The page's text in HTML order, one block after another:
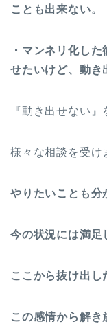
ことも出来ない。
・マンネリ化し
せたいけど、動き
『動き出せない』
様々な相談を受け
やりたいことも分
今の状況には満足
ここから抜け出し
この感情から解き